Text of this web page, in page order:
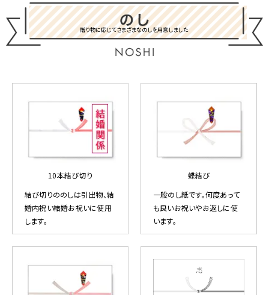
贈り物に応じてさまざまなのしを用意しました
10本結び切り
結び切りののしは引出物、結
婚内祝い結婚お祝いに使用
します。
蝶結び
一般のし紙です。何度あって
も良いお祝いやお返しに使
います。